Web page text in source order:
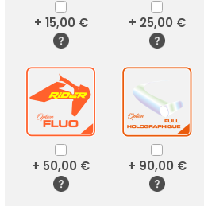
+ 15,00 € + 25,00 €
+ 50,00 € + 90,00 €